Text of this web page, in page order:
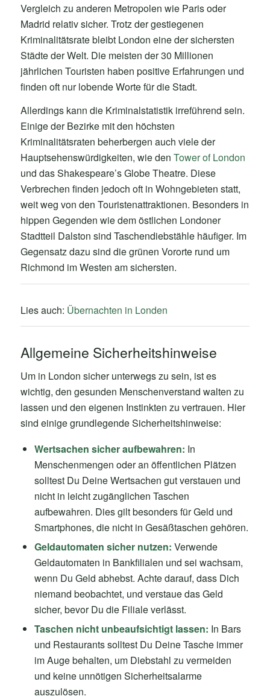
Vergleich zu anderen Metropolen wie Paris oder
Madrid relativ sicher. Trotz der gestiegenen
Kriminalitätsrate bleibt London eine der sichersten
Städte der Welt. Die meisten der 30 Millionen
jährlichen Touristen haben positive Erfahrungen und
finden oft nur lobende Worte für die Stadt.
Allerdings kann die Kriminalstatistik irreführend sein.
Einige der Bezirke mit den höchsten
Kriminalitätsraten beherbergen auch viele der
Hauptsehenswürdigkeiten, wie den Tower of London
und das Shakespeare’s Globe Theatre. Diese
Verbrechen finden jedoch oft in Wohngebieten statt,
weit weg von den Touristenattraktionen. Besonders in
hippen Gegenden wie dem östlichen Londoner
Stadtteil Dalston sind Taschendiebstähle häufiger. Im
Gegensatz dazu sind die grünen Vororte rund um
Richmond im Westen am sichersten.
Lies auch: Übernachten in Londen
Allgemeine Sicherheitshinweise
Um in London sicher unterwegs zu sein, ist es
wichtig, den gesunden Menschenverstand walten zu
lassen und den eigenen Instinkten zu vertrauen. Hier
sind einige grundlegende Sicherheitshinweise:
Wertsachen sicher aufbewahren: In
Menschenmengen oder an öffentlichen Plätzen
solltest Du Deine Wertsachen gut verstauen und
nicht in leicht zugänglichen Taschen
aufbewahren. Dies gilt besonders für Geld und
Smartphones, die nicht in Gesäßtaschen gehören.
Geldautomaten sicher nutzen: Verwende
Geldautomaten in Bankfilialen und sei wachsam,
wenn Du Geld abhebst. Achte darauf, dass Dich
niemand beobachtet, und verstaue das Geld
sicher, bevor Du die Filiale verlässt.
Taschen nicht unbeaufsichtigt lassen: In Bars
und Restaurants solltest Du Deine Tasche immer
im Auge behalten, um Diebstahl zu vermeiden
und keine unnötigen Sicherheitsalarme
auszulösen.